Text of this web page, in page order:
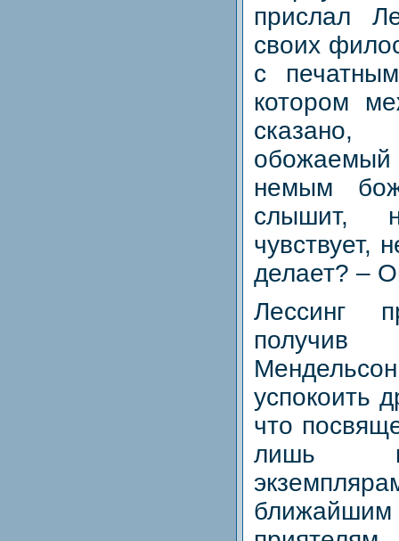
прислал
своих
с
котором
немым
слышит,
чувствует,
делает? –
Лессинг
получив
успокоить
что
лишь к